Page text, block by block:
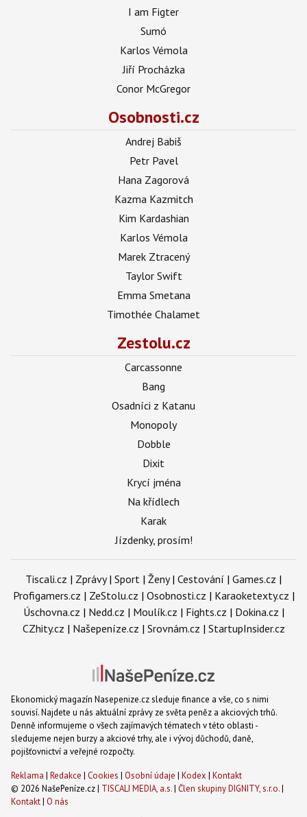
I am Figter
Sumó
Karlos Vémola
Jiří Procházka
Conor McGregor
Osobnosti.cz
Andrej Babiš
Petr Pavel
Hana Zagorová
Kazma Kazmitch
Kim Kardashian
Karlos Vémola
Marek Ztracený
Taylor Swift
Emma Smetana
Timothée Chalamet
Zestolu.cz
Carcassonne
Bang
Osadníci z Katanu
Monopoly
Dobble
Dixit
Krycí jména
Na křídlech
Karak
Jízdenky, prosím!
Tiscali.cz | Zprávy| Sport | Ženy| Cestování | Games.cz |
Profigamers.cz | ZeStolu.cz | Osobnosti.cz | Karaoketexty.cz |
Úschovna.cz | Nedd.cz | Moulík.cz | Fights.cz | Dokina.cz |
CZhity.cz | Našepeníze.cz | Srovnám.cz | StartupInsider.cz
Ekonomický magazín Nasepenize.cz sleduje finance a vše, co s nimi
souvisí. Najdete u nás aktuální zprávy ze světa peněz a akciových trhů.
Denně informujeme o všech zajímavých tématech v této oblasti -
sledujeme nejen burzy a akciové trhy, ale i vývoj důchodů, daně,
pojišťovnictví a veřejné rozpočty.
Reklama | Redakce | Cookies | Osobní údaje | Kodex | Kontakt
© 2026 NašePeníze.cz | TISCALI MEDIA, a.s.| Člen skupiny DIGNITY, s.r.o.|
Kontakt| O nás